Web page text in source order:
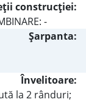
construcţiei:
-
Şarpanta:
Învelitoare:
la 2 rânduri;